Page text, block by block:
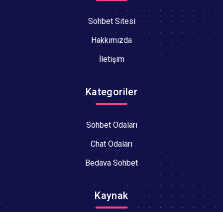
Sohbet Sitesi
Hakkımızda
İletişim
Kategoriler
Sohbet Odaları
Chat Odaları
Bedava Sohbet
Kaynak